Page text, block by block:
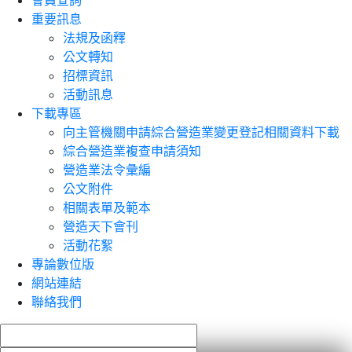
重要訊息
法規及函釋
公文轉知
招標資訊
活動訊息
下載專區
向主管機關申請綜合營造業變更登記相關資料下載
綜合營造業複查申請須知
營造業法令彙編
公文附件
相關表單及範本
營造天下會刊
活動花絮
專論數位版
網站連結
聯絡我們